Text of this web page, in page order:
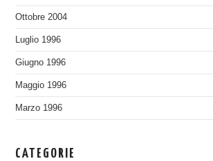
Ottobre 2004
Luglio 1996
Giugno 1996
Maggio 1996
Marzo 1996
CATEGORIE